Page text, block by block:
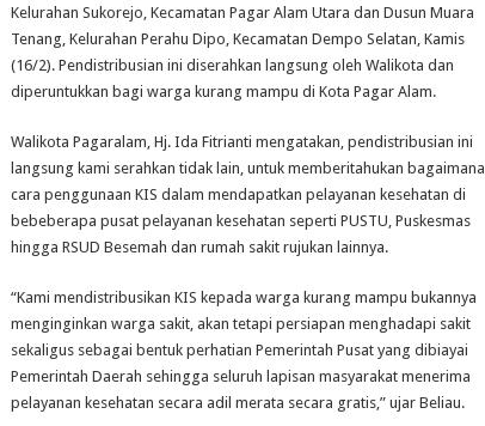
Kelurahan Sukorejo, Kecamatan Pagar Alam Utara dan Dusun Muara
Tenang, Kelurahan Perahu Dipo, Kecamatan Dempo Selatan, Kamis
(16/2). Pendistribusian ini diserahkan langsung oleh Walikota dan
diperuntukkan bagi warga kurang mampu di Kota Pagar Alam.
Walikota Pagaralam, Hj. Ida Fitrianti mengatakan, pendistribusian ini
langsung kami serahkan tidak lain, untuk memberitahukan bagaimana
cara penggunaan KIS dalam mendapatkan pelayanan kesehatan di
bebeberapa pusat pelayanan kesehatan seperti PUSTU, Puskesmas
hingga RSUD Besemah dan rumah sakit rujukan lainnya.
“Kami mendistribusikan KIS kepada warga kurang mampu bukannya
menginginkan warga sakit, akan tetapi persiapan menghadapi sakit
sekaligus sebagai bentuk perhatian Pemerintah Pusat yang dibiayai
Pemerintah Daerah sehingga seluruh lapisan masyarakat menerima
pelayanan kesehatan secara adil merata secara gratis,” ujar Beliau.